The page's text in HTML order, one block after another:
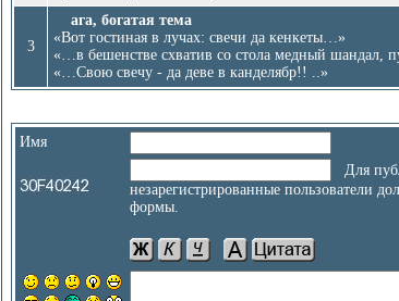
3
ага, богатая тема
«Вот гостиная в лучах: свечи да кенкеты…»
«…в бешенстве схватив со стола медный шандал,
«…Свою свечу - да деве в канделябр!! ..»
Имя
Для
незарегистрированные пользователи
формы.